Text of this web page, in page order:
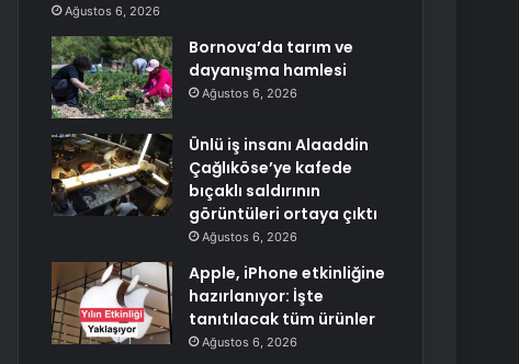
Ağustos 6, 2026
Bornova’da tarım ve
dayanışma hamlesi
Ağustos 6, 2026
Ünlü iş insanı Alaaddin
Çağlıköse’ye kafede
bıçaklı saldırının
görüntüleri ortaya çıktı
Ağustos 6, 2026
Apple, iPhone etkinliğine
hazırlanıyor: İşte
tanıtılacak tüm ürünler
Ağustos 6, 2026